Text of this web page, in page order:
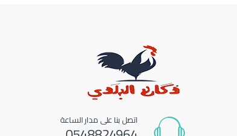
اتصل بنا على مدار الساعة